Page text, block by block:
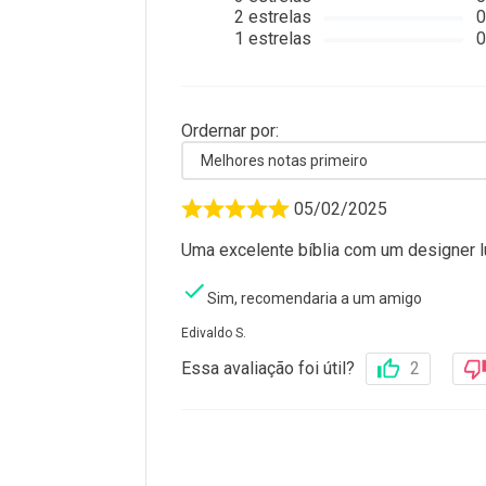
2 estrelas
1 estrelas
0
0
Ordernar por:
Melhores notas primeiro
05/02/2025
Uma excelente bíblia com um designer
Sim, recomendaria a um amigo
Edivaldo S.
Essa avaliação foi útil? 2